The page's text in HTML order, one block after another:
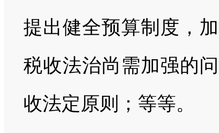
提出健全预算制度，
税收法治尚需加强的
收法定原则；等等。